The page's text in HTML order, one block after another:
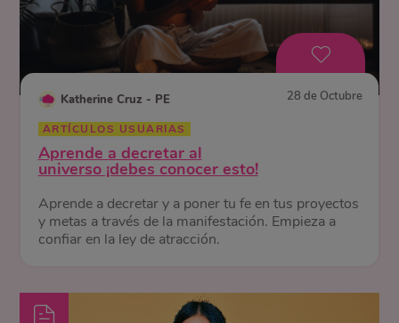
Katherine Cruz - PE 28 de Octubre
ARTÍCULOS USUARIAS
Aprende a decretar al
universo ¡debes conocer esto!
Aprende a decretar y a poner tu fe en tus proyectos
y metas a través de la manifestación. Empieza a
confiar en la ley de atracción.